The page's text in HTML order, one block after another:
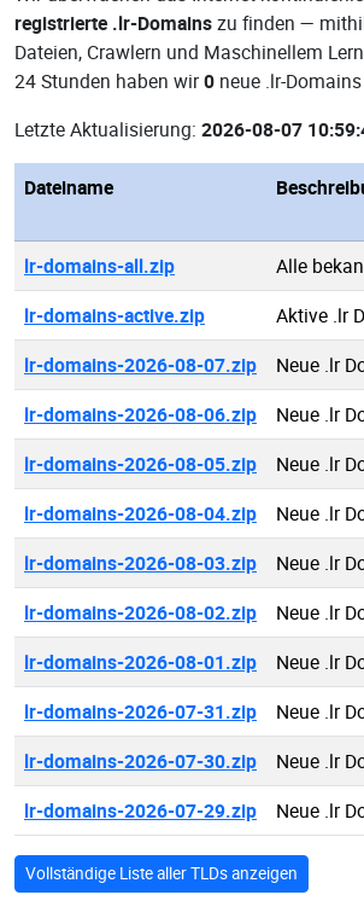
registrierte .lr-Domainszu finden —
Dateien, Crawlern und Maschinellem
24 Stunden haben wir0 neue .lr-
Letzte Aktualisierung: 2026-08-07
Dateiname
lr-domains-all.zip
Alle
lr-domains-active.zip
Aktive .lr
lr-domains-2026-08-07.zip
Neue .lr
lr-domains-2026-08-06.zip
Neue .lr
lr-domains-2026-08-05.zip
Neue .lr
lr-domains-2026-08-04.zip
Neue .lr
lr-domains-2026-08-03.zip
Neue .lr
lr-domains-2026-08-02.zip
Neue .lr
lr-domains-2026-08-01.zip
Neue .lr
lr-domains-2026-07-31.zip
Neue .lr
lr-domains-2026-07-30.zip
Neue .lr
lr-domains-2026-07-29.zip
Neue .lr
Vollständige Liste aller TLDs anzeigen